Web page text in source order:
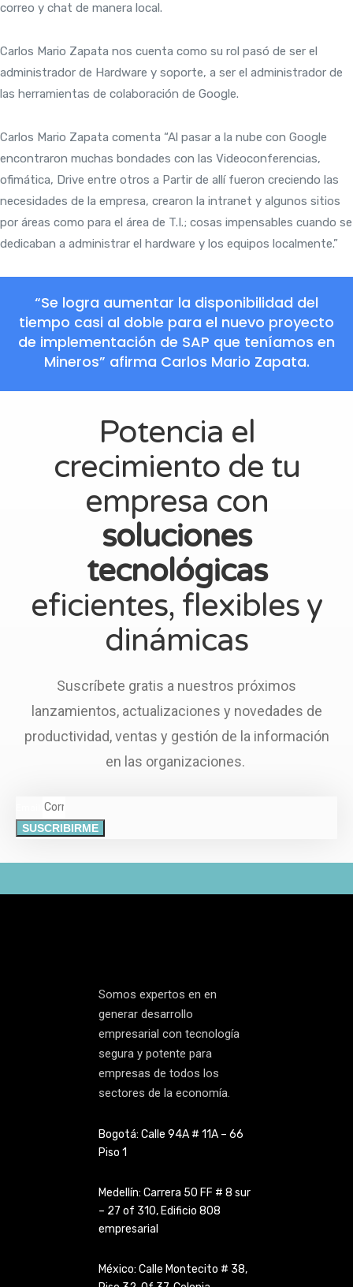
correo y chat de manera local.
Carlos Mario Zapata nos cuenta como su rol pasó de ser el
administrador de Hardware y soporte, a ser el administrador de
las herramientas de colaboración de Google.
Carlos Mario Zapata comenta “Al pasar a la nube con Google
encontraron muchas bondades con las Videoconferencias,
ofimática, Drive entre otros a Partir de allí fueron creciendo las
necesidades de la empresa, crearon la intranet y algunos sitios
por áreas como para el área de T.I.; cosas impensables cuando se
dedicaban a administrar el hardware y los equipos localmente.”
“Se logra aumentar la disponibilidad del
tiempo casi al doble para el nuevo proyecto
de implementación de SAP que teníamos en
Mineros” afirma Carlos Mario Zapata.
Potencia el
crecimiento de tu
empresa con
soluciones
tecnológicas
eficientes, flexibles y
dinámicas
Suscríbete gratis a nuestros próximos
lanzamientos, actualizaciones y novedades de
productividad, ventas y gestión de la información
en las organizaciones.
SUSCRIBIRME
Somos expertos en en
generar desarrollo
empresarial con tecnología
segura y potente para
empresas de todos los
sectores de la economía.
Bogotá: Calle 94A # 11A – 66
Piso 1
Medellín: Carrera 50 FF # 8 sur
– 27 of 310, Edificio 808
empresarial
México: Calle Montecito # 38,